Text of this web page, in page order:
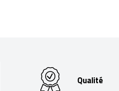
Qualité